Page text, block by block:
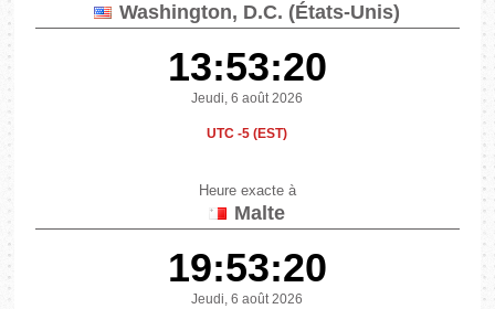
Washington, D.C. (États-Unis)
13:53:21
Jeudi, 6 août 2026
UTC -5 (EST)
Heure exacte à
Malte
19:53:21
Jeudi, 6 août 2026